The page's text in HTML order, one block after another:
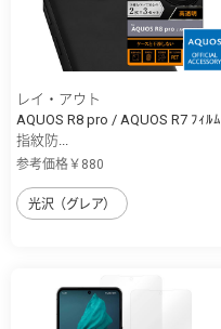
レイ・アウト
AQUOS R8 pro / AQUOS R7 ﾌｨﾙﾑ
指紋防...
参考価格￥880
光沢（グレア）